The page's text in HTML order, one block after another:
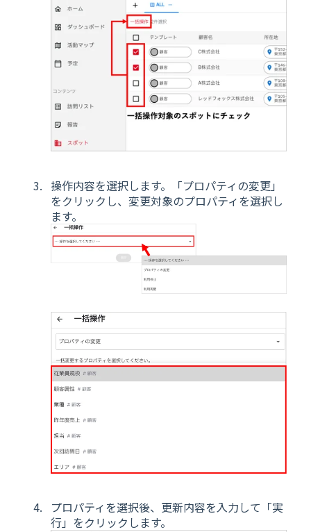
操作内容を選択します。「プロパティの変更」
をクリックし、変更対象のプロパティを選択し
ます。
プロパティを選択後、更新内容を入力して「実
行」をクリックします。